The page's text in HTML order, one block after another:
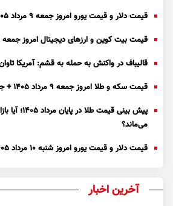
قیمت دلار و قیمت یورو امروز جمعه ۹ مرداد ۱۴۰۵ + جدول
قیمت بیت کوین و ارز‌های دیجیتال امروز جمعه ۹ مرداد ۱۴۰۵ + جدول
قالیباف در واکنش به حمله به قشم: آمریکا
قیمت سکه و طلا امروز جمعه ۹ مرداد ۱۴۰۵ + جدول
پیش بینی قیمت
می‌ماند؟
قیمت دلار و قیمت یورو امروز شنبه ۱۰ مرداد ۱۴۰۵ + جدول
آخرین اخبار